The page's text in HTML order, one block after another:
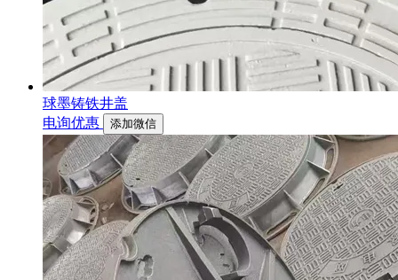
球墨铸铁井盖
电询优惠
添加微信